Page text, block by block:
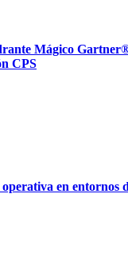
Mágico
CPS
en entornos